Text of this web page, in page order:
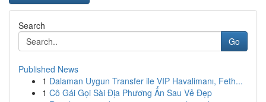
Search
Go
Published News
1 Dalaman Uygun Transfer ile VIP Havalimanı, Feth...
1 Cô Gái Gọi Sài Địa Phương Ẩn Sau Vẻ Đẹp